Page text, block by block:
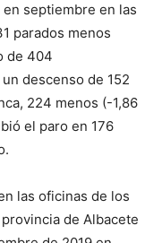
en septiembre en las
parados menos
de 404
descenso de 152
224 menos (-1,86
el paro en 176
las oficinas de los
de Albacete